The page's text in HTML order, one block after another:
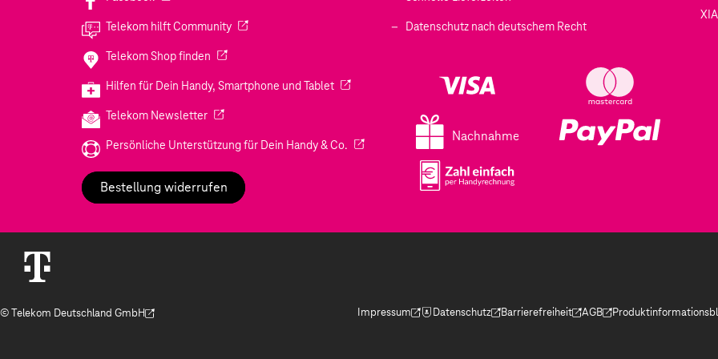
Telekom hilft Community(Wird in einem neuen Tab geöffnet)
Telekom Shop finden (Wird in einem neuen Tab geöffnet)
Hilfen für Dein Handy, Smartphone und Tablet(Wird in einem neuen Tab geöffnet)
Telekom Newsletter(Wird in einem neuen Tab geöffnet)
Persönliche Unterstützung für Dein Handy & Co. (Wird in einem neuen Tab geöffnet)
Bestellung widerrufen
Datenschutz nach deutschem Recht
Nachnahme
© Telekom Deutschland GmbH
(Der Link wird in einem neuen Tab geöffnet)
Impressum
(Der Link wird in einem neuen Tab geöffnet)
Datenschutz
(Der Link wird in einem neuen Tab geöffnet)
Barrierefreiheit
(Der Link wird in einem neuen Tab geöffnet)
AGB
(Der Link wird in einem
(Der Link wird in